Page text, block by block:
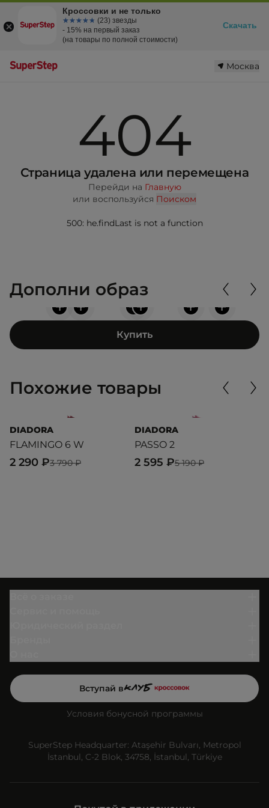
Москва
404
Страница удалена или перемещена
Перейди на Главную
или воспользуйся Поиском
500: he.findLast is not a function
Дополни образ
+
+
+ + +
+
Купить
Похожие товары
DIADORA
FLAMINGO 6 W
3 790 ₽
2 290 ₽
DIADORA
PASSO 2
5 190 ₽
2 595 ₽
Вступай в
Условия бонусной программы
SuperStep Headquarter: Ataşehir Bulvarı, Metropol
İstanbul, C-2 Blok, 34758, İstanbul, Türkiye
Кроссовки и не только
☆☆☆☆☆
★★★★★ (23) звезды
- 15% на первый заказ
(на товары по полной стоимости)
Скачать